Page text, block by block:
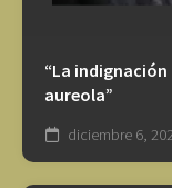
“La
aureola”
diciembre 6,